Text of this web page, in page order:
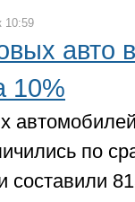
10:59
авто
10%
по
составили